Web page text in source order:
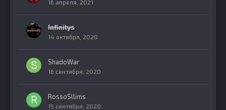
16 апреля, 2021
Infinitys
14 октября, 2020
ShadoWar
16 сентября, 2020
RossoSllims
15 сентября, 2020